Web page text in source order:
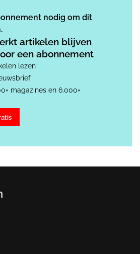
nodig om dit
artikelen blijven
een abonnement
lezen
magazines en 6.000+